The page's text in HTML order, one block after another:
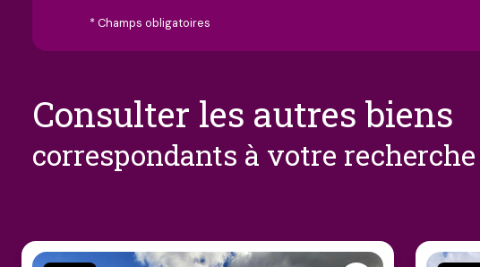
* Champs obligatoires
consulter les autres biens
correspondants à votre recherche